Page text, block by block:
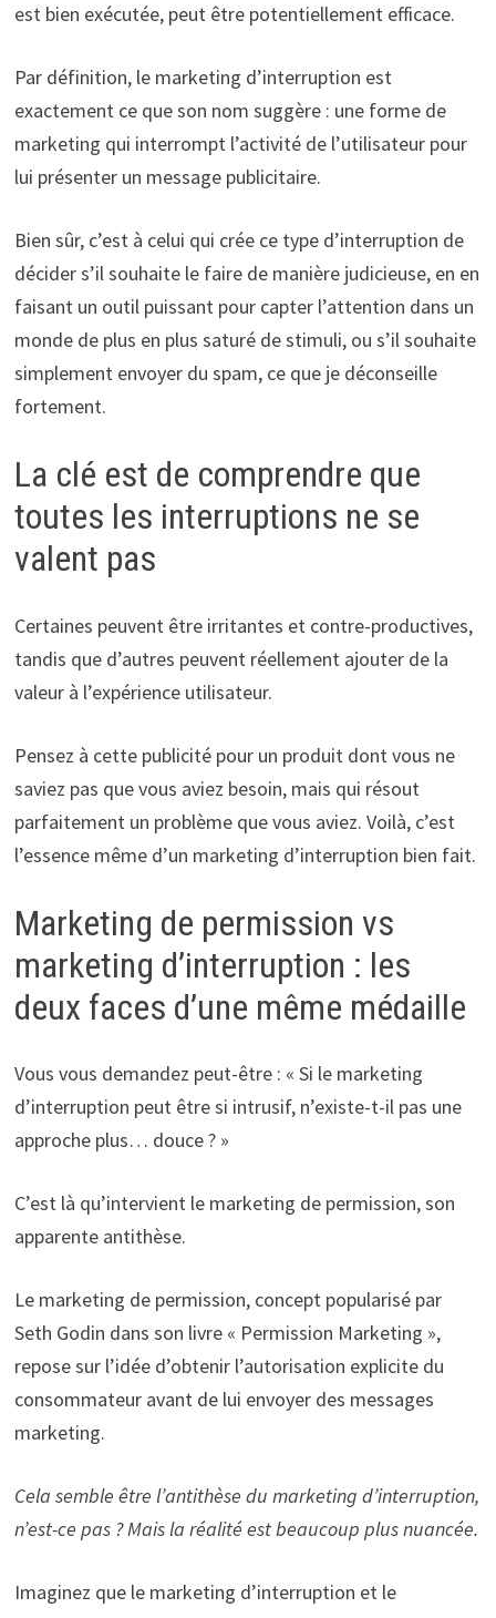
est bien exécutée, peut être potentiellement efficace.
Par définition, le marketing d’interruption est
exactement ce que son nom suggère : une forme de
marketing qui interrompt l’activité de l’utilisateur pour
lui présenter un message publicitaire.
Bien sûr, c’est à celui qui crée ce type d’interruption de
décider s’il souhaite le faire de manière judicieuse, en en
faisant un outil puissant pour capter l’attention dans un
monde de plus en plus saturé de stimuli, ou s’il souhaite
simplement envoyer du spam, ce que je déconseille
fortement.
La clé est de comprendre que
toutes les interruptions ne se
valent pas
Certaines peuvent être irritantes et contre-productives,
tandis que d’autres peuvent réellement ajouter de la
valeur à l’expérience utilisateur.
Pensez à cette publicité pour un produit dont vous ne
saviez pas que vous aviez besoin, mais qui résout
parfaitement un problème que vous aviez. Voilà, c’est
l’essence même d’un marketing d’interruption bien fait.
Marketing de permission vs
marketing d’interruption : les
deux faces d’une même médaille
Vous vous demandez peut-être : « Si le marketing
d’interruption peut être si intrusif, n’existe-t-il pas une
approche plus… douce ? »
C’est là qu’intervient le marketing de permission, son
apparente antithèse.
Le marketing de permission, concept popularisé par
Seth Godin dans son livre « Permission Marketing »,
repose sur l’idée d’obtenir l’autorisation explicite du
consommateur avant de lui envoyer des messages
marketing.
Cela semble être l’antithèse du marketing d’interruption,
n’est-ce pas ? Mais la réalité est beaucoup plus nuancée.
Imaginez que le marketing d’interruption et le